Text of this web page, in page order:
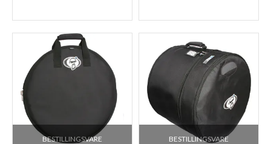
BESTILLINGSVARE BESTILLINGSVARE